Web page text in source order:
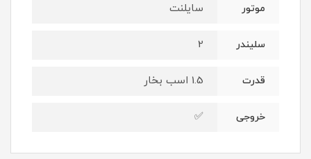
موتور سایلنت
سلیندر 2
قدرت 1.5 اسب بخار
خروجی ✅